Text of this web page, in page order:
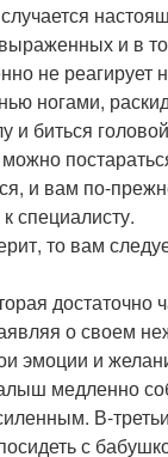
и в
не
ногами,
биться
и вам по-
специалисту.
то вам
достаточно
о своем
эмоции и
медленно
В-
с